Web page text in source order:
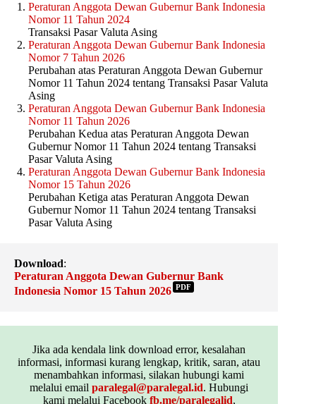
Peraturan Anggota Dewan Gubernur Bank Indonesia
Nomor 11 Tahun 2024
Transaksi Pasar Valuta Asing
Peraturan Anggota Dewan Gubernur Bank Indonesia
Nomor 7 Tahun 2026
Perubahan atas Peraturan Anggota Dewan Gubernur
Nomor 11 Tahun 2024 tentang Transaksi Pasar Valuta
Asing
Peraturan Anggota Dewan Gubernur Bank Indonesia
Nomor 11 Tahun 2026
Perubahan Kedua atas Peraturan Anggota Dewan
Gubernur Nomor 11 Tahun 2024 tentang Transaksi
Pasar Valuta Asing
Peraturan Anggota Dewan Gubernur Bank Indonesia
Nomor 15 Tahun 2026
Perubahan Ketiga atas Peraturan Anggota Dewan
Gubernur Nomor 11 Tahun 2024 tentang Transaksi
Pasar Valuta Asing
Download:
Peraturan Anggota Dewan Gubernur Bank
Indonesia Nomor 15 Tahun 2026 PDF
Jika ada kendala link download error, kesalahan
informasi, informasi kurang lengkap, kritik, saran, atau
menambahkan informasi, silakan hubungi kami
melalui emailparalegal@paralegal.id. Hubungi
kami melalui Facebook fb.me/paralegalid,